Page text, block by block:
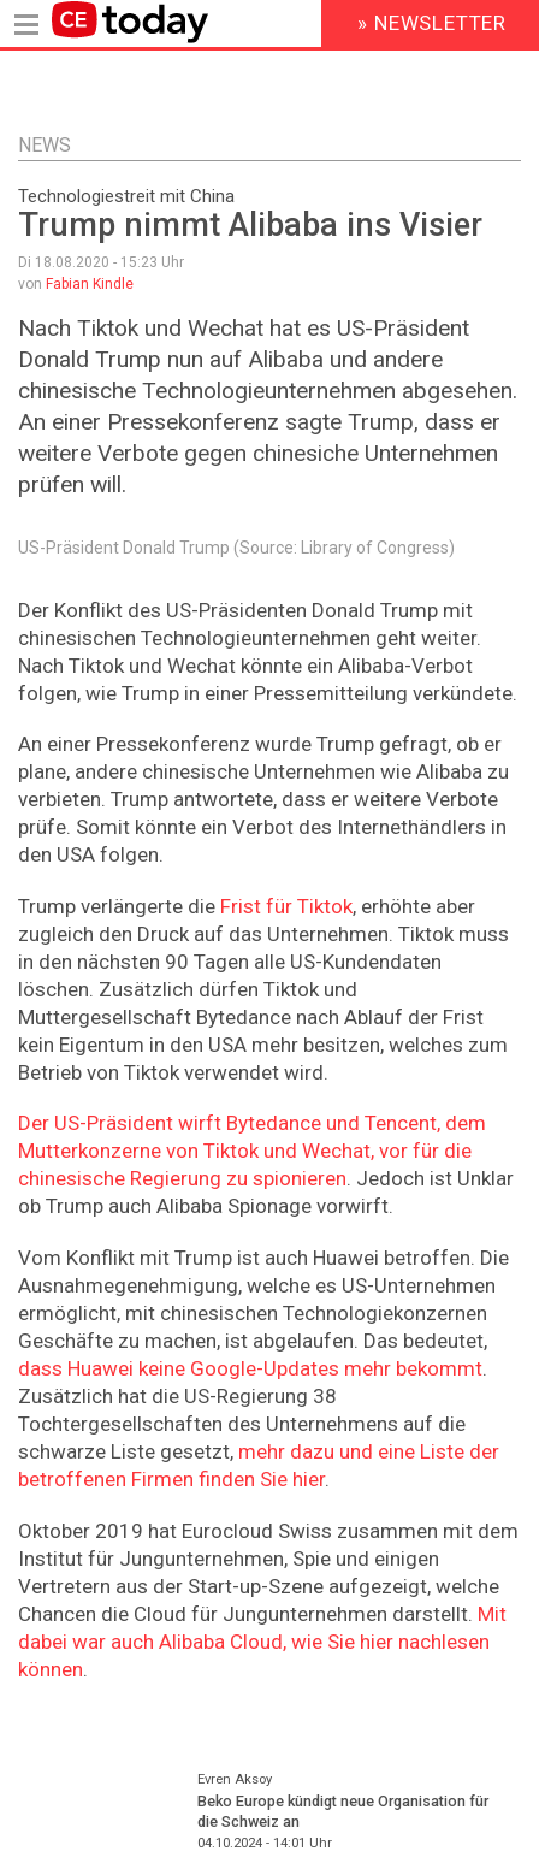
Inhalt
HEADER
MENU
» NEWSLETTER
NEWS
Technologiestreit mit China
Trump nimmt Alibaba ins Visier
Di 18.08.2020 - 15:23 Uhr
von Fabian Kindle
Nach Tiktok und Wechat hat es US-Präsident
Donald Trump nun auf Alibaba und andere
chinesische Technologieunternehmen abgesehen.
An einer Pressekonferenz sagte Trump, dass er
weitere Verbote gegen chinesiche Unternehmen
prüfen will.
US-Präsident Donald Trump (Source: Library of Congress)
Der Konflikt des US-Präsidenten Donald Trump mit
chinesischen Technologieunternehmen geht weiter.
Nach Tiktok und Wechat könnte ein Alibaba-Verbot
folgen, wie Trump in einer Pressemitteilung verkündete.
An einer Pressekonferenz wurde Trump gefragt, ob er
plane, andere chinesische Unternehmen wie Alibaba zu
verbieten. Trump antwortete, dass er weitere Verbote
prüfe. Somit könnte ein Verbot des Internethändlers in
den USA folgen.
Trump verlängerte die Frist für Tiktok, erhöhte aber
zugleich den Druck auf das Unternehmen. Tiktok muss
in den nächsten 90 Tagen alle US-Kundendaten
löschen. Zusätzlich dürfen Tiktok und
Muttergesellschaft Bytedance nach Ablauf der Frist
kein Eigentum in den USA mehr besitzen, welches zum
Betrieb von Tiktok verwendet wird.
Der US-Präsident wirft Bytedance und Tencent, dem
Mutterkonzerne von Tiktok und Wechat, vor für die
chinesische Regierung zu spionieren. Jedoch ist Unklar
ob Trump auch Alibaba Spionage vorwirft.
Vom Konflikt mit Trump ist auch Huawei betroffen. Die
Ausnahmegenehmigung, welche es US-Unternehmen
ermöglicht, mit chinesischen Technologiekonzernen
Geschäfte zu machen, ist abgelaufen. Das bedeutet,
dass Huawei keine Google-Updates mehr bekommt.
Zusätzlich hat die US-Regierung 38
Tochtergesellschaften des Unternehmens auf die
schwarze Liste gesetzt, mehr dazu und eine Liste der
betroffenen Firmen finden Sie hier.
Oktober 2019 hat Eurocloud Swiss zusammen mit dem
Institut für Jungunternehmen, Spie und einigen
Vertretern aus der Start-up-Szene aufgezeigt, welche
Chancen die Cloud für Jungunternehmen darstellt. Mit
dabei war auch Alibaba Cloud, wie Sie hier nachlesen
können.
Evren Aksoy
Beko Europe kündigt neue Organisation für
die Schweiz an
04.10.2024 - 14:01 Uhr